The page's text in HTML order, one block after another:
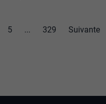
5 ... 329 Suivante